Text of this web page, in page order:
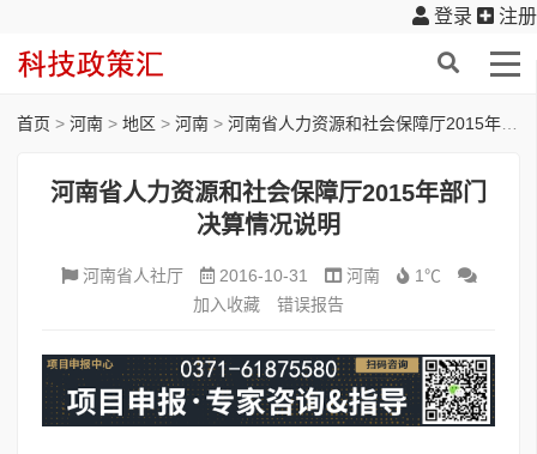
登录 注册
首页 > 河南 > 地区 > 河南 > 河南省人力资源和社会保障厅2015年部门决算情况说明
河南省人力资源和社会保障厅2015年部门
决算情况说明
河南省人社厅 2016-10-31 河南
1℃
加入收藏
错误报告